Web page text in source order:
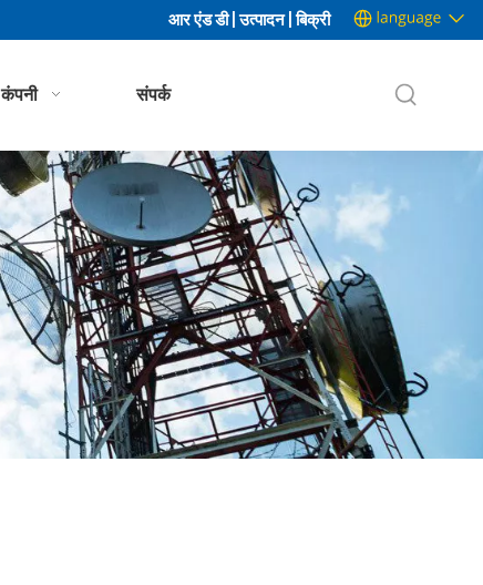
आर एंड डी | उत्पादन | बिक्री
कंपनी संपर्क